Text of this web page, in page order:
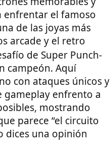
enfrentar el famoso
de las joyas más
arcade y el retro
de Super Punch-
campeón. Aquí
con ataques únicos y
gameplay enfrento a
mostrando
parece “el circuito
dices una opinión